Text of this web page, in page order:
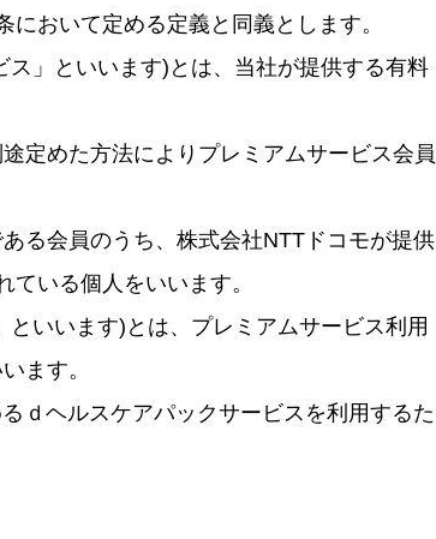
おいて定める定義と同義とします。
ス」といいます)とは、当社が提供する有料
定めた方法によりプレミアムサービス会員
る会員のうち、株式会社NTTドコモが提供
いる個人をいいます。
いいます)とは、プレミアムサービス利用
ます。
ｄヘルスケアパックサービスを利用するた